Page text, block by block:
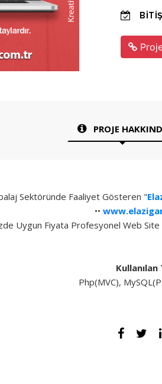
PROJE
Sektöründe Faaliyet Gösteren "
••
Uygun Fiyata Profesyonel Web Site
Php(MVC),